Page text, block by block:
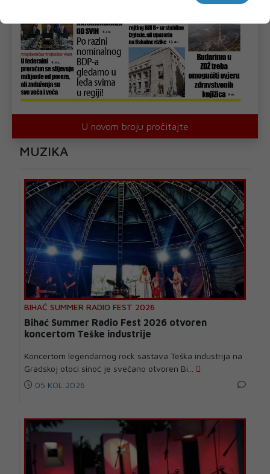
U novom broju pročitajte
MUZIKA
BIHAĆ SUMMER RADIO FEST 2026
Bihać Summer Radio Fest 2026 otvoren
koncertom Teške industrije
Koncertom legendarnog rock sastava Teška industrija na
Gradskoj otoci sinoć je svečano otvoren Bi...
05 KOL 2026